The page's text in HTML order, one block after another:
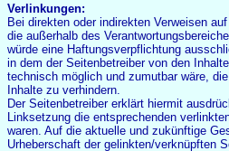
Verlinkungen:
Bei direkten oder indirekten Verweisen
die außerhalb des
würde eine Haftungsverpflichtung
in dem der Seitenbetreiber von den
technisch möglich und zumutbar wäre,
Inhalte zu verhindern.
Der Seitenbetreiber erklärt hiermit
Linksetzung die entsprechenden
waren. Auf die aktuelle und zukünftige
Urheberschaft der gelinkten/verknüpften